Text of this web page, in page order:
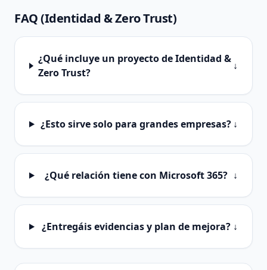
FAQ (Identidad & Zero Trust)
¿Qué incluye un proyecto de Identidad &
Zero Trust?
↓
¿Esto sirve solo para grandes empresas? ↓
¿Qué relación tiene con Microsoft 365? ↓
¿Entregáis evidencias y plan de mejora? ↓